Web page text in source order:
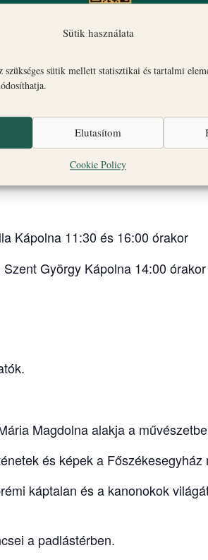
Sütik használata
szükséges sütik mellett statisztikai és tartalmi
Elutasítom
Cookie Policy
ékszerdoboza, ahol kert,
Kápolna 11:30 és 16:00 órakor
György Kápolna 14:00 órakor
Magdolna alakja a
és képek a Főszékesegyház
káptalan és a kanonokok
a padlástérben.